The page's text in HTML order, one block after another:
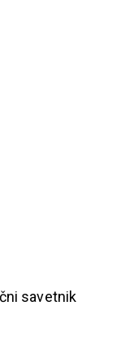
savetnik